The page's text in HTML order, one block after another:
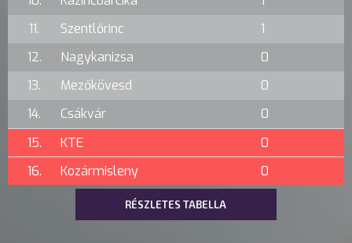
11.
Szentlőrinc
1
12.
Nagykanizsa
0
13.
Mezőkövesd
0
14.
Csákvár
0
15.
KTE
0
16.
Kozármisleny 0
RÉSZLETES TABELLA